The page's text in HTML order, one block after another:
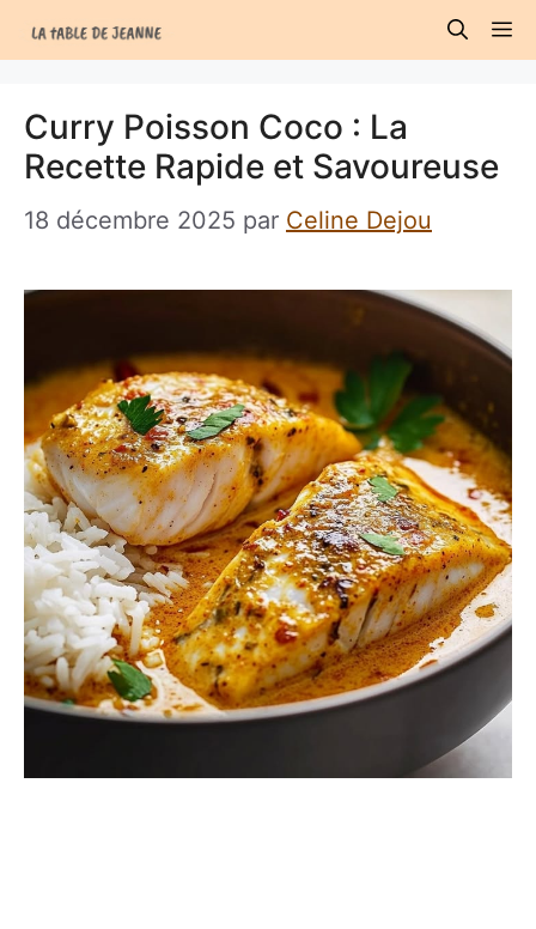
au
Curry Poisson Coco : La
Recette Rapide et Savoureuse
18 décembre 2025 par Celine Dejou